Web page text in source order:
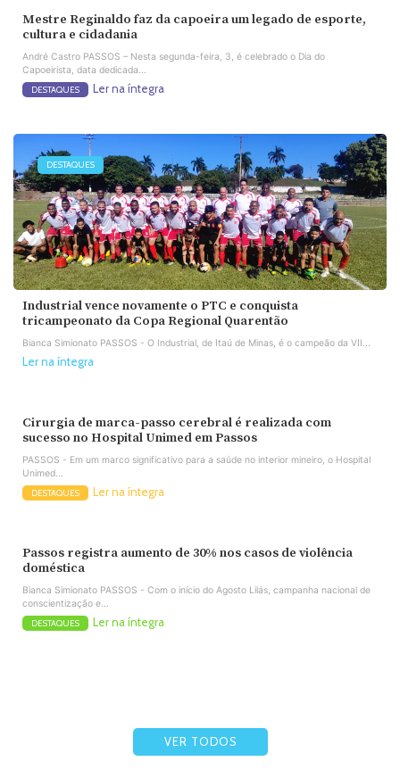
Mestre Reginaldo faz da capoeira um legado de esporte,
cultura e cidadania
André Castro PASSOS – Nesta segunda-feira, 3, é celebrado o Dia do
Capoeirista, data dedicada...
DESTAQUES Ler na íntegra
DESTAQUES
Industrial vence novamente o PTC e conquista
tricampeonato da Copa Regional Quarentão
Bianca Simionato PASSOS - O Industrial, de Itaú de Minas, é o campeão da VII...
Ler na íntegra
Cirurgia de marca-passo cerebral é realizada com
sucesso no Hospital Unimed em Passos
PASSOS - Em um marco significativo para a saúde no interior mineiro, o Hospital
Unimed...
DESTAQUES Ler na íntegra
Passos registra aumento de 30% nos casos de violência
doméstica
Bianca Simionato PASSOS - Com o início do Agosto Lilás, campanha nacional de
conscientização e...
DESTAQUES Ler na íntegra
VER TODOS